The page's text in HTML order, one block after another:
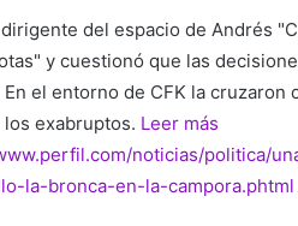
del espacio de Andrés
y cuestionó que las
En el entorno de CFK la
exabruptos. Leer más
noticias/politica/
la-bronca-en-la-campora.phtml